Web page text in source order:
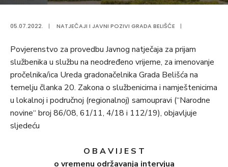
05.07.2022. | NATJEČAJI I JAVNI POZIVI GRADA BELIŠĆE |
Povjerenstvo za provedbu Javnog natječaja za prijam
službenika u službu na neodređeno vrijeme, za imenovanje
pročelnika/ica Ureda gradonačelnika Grada Belišća na
temelju članka 20. Zakona o službenicima i namještenicima
u lokalnoj i područnoj (regionalnoj) samoupravi (“Narodne
novine“ broj 86/08, 61/11, 4/18 i 112/19), objavljuje
sljedeću
O B A V I J E S T
o vremenu održavanja intervjua